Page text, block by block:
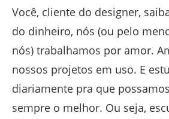
Você, cliente do designer,
do dinheiro, nós (ou pelo
nós) trabalhamos por amor.
nossos projetos em uso. E
diariamente pra que
sempre o melhor. Ou seja,